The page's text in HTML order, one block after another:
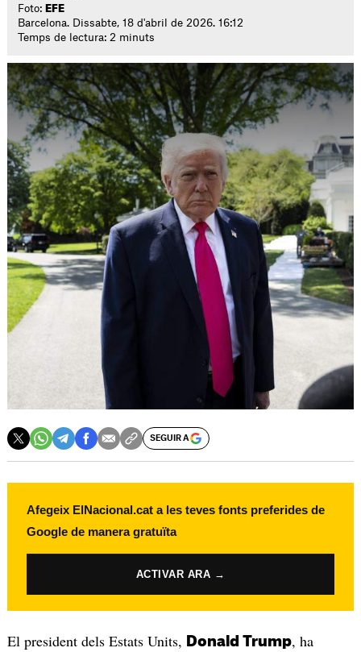
Foto: EFE
Barcelona. Dissabte, 18 d'abril de 2026. 16:12
Temps de lectura: 2 minuts
SEGUIR A
Afegeix ElNacional.cat a les teves fonts preferides de
Google de manera gratuïta
ACTIVAR ARA →
El president dels Estats Units, Donald Trump, ha